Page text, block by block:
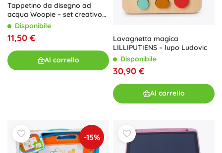
Tappetino da disegno ad
acqua Woopie – set creativo
con accessori
Disponibile
11,50 €
Al carrello
Lavagnetta magica
LILLIPUTIENS – lupo Ludovic
Disponibile
30,90 €
Al carrello
-15%